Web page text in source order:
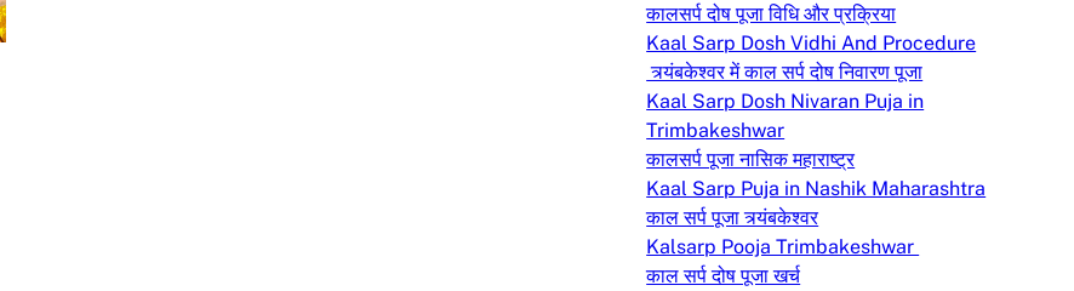
कालसर्प दोष पूजा विधि और प्रक्रिया
Kaal Sarp Dosh Vidhi And Procedure
त्र्यंबकेश्वर में काल सर्प दोष निवारण पूजा
Kaal Sarp Dosh Nivaran Puja in
Trimbakeshwar
कालसर्प पूजा नासिक महाराष्ट्र
Kaal Sarp Puja in Nashik Maharashtra
काल सर्प पूजा त्र्यंबकेश्वर
Kalsarp Pooja Trimbakeshwar
काल सर्प दोष पूजा खर्च